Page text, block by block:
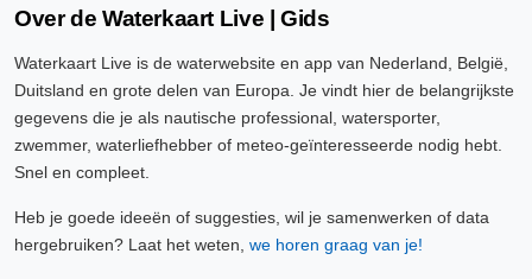
Over de Waterkaart Live | Gids
Waterkaart Live is de waterwebsite en app van Nederland, België,
Duitsland en grote delen van Europa. Je vindt hier de belangrijkste
gegevens die je als nautische professional, watersporter,
zwemmer, waterliefhebber of meteo-geïnteresseerde nodig hebt.
Snel en compleet.
Heb je goede ideeën of suggesties, wil je samenwerken of data
hergebruiken? Laat het weten, we horen graag van je!